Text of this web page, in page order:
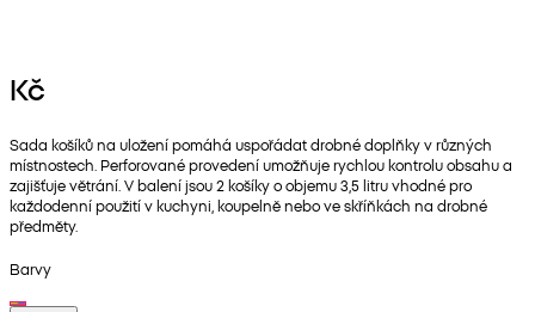
Kč
Sada košíků na uložení pomáhá uspořádat drobné doplňky v různých
místnostech. Perforované provedení umožňuje rychlou kontrolu obsahu a
zajišťuje větrání. V balení jsou 2 košíky o objemu 3,5 litru vhodné pro
každodenní použití v kuchyni, koupelně nebo ve skříňkách na drobné
předměty.
Barvy